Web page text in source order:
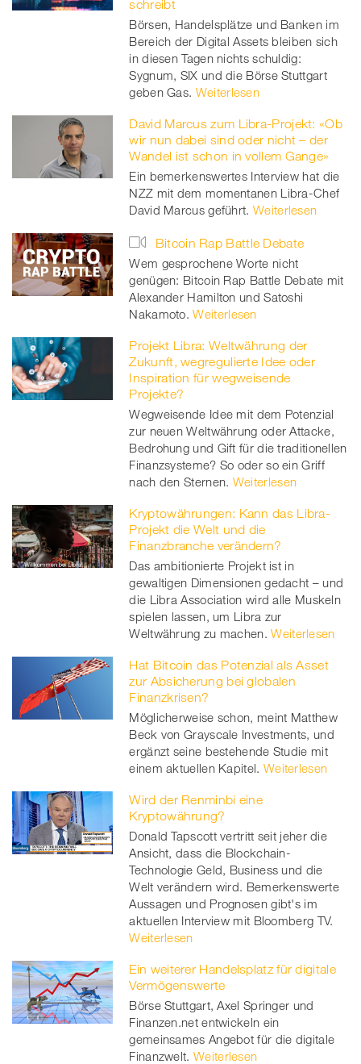
schreibt
Börsen, Handelsplätze und Banken im
Bereich der Digital Assets bleiben sich
in diesen Tagen nichts schuldig:
Sygnum, SIX und die Börse Stuttgart
geben Gas. Weiterlesen
David Marcus zum Libra-Projekt: «Ob
wir nun dabei sind oder nicht – der
Wandel ist schon in vollem Gange»
Ein bemerkenswertes Interview hat die
NZZ mit dem momentanen Libra-Chef
David Marcus geführt. Weiterlesen
Bitcoin Rap Battle Debate
Wem gesprochene Worte nicht
genügen: Bitcoin Rap Battle Debate mit
Alexander Hamilton und Satoshi
Nakamoto. Weiterlesen
Projekt Libra: Weltwährung der
Zukunft, wegregulierte Idee oder
Inspiration für wegweisende
Projekte?
Wegweisende Idee mit dem Potenzial
zur neuen Weltwährung oder Attacke,
Bedrohung und Gift für die traditionellen
Finanzsysteme? So oder so ein Griff
nach den Sternen. Weiterlesen
Kryptowährungen: Kann das Libra-
Projekt die Welt und die
Finanzbranche verändern?
Das ambitionierte Projekt ist in
gewaltigen Dimensionen gedacht – und
die Libra Association wird alle Muskeln
spielen lassen, um Libra zur
Weltwährung zu machen. Weiterlesen
Hat Bitcoin das Potenzial als Asset
zur Absicherung bei globalen
Finanzkrisen?
Möglicherweise schon, meint Matthew
Beck von Grayscale Investments, und
ergänzt seine bestehende Studie mit
einem aktuellen Kapitel. Weiterlesen
Wird der Renminbi eine
Kryptowährung?
Donald Tapscott vertritt seit jeher die
Ansicht, dass die Blockchain-
Technologie Geld, Business und die
Welt verändern wird. Bemerkenswerte
Aussagen und Prognosen gibt's im
aktuellen Interview mit Bloomberg TV.
Weiterlesen
Ein weiterer Handelsplatz für digitale
Vermögenswerte
Börse Stuttgart, Axel Springer und
Finanzen.net entwickeln ein
gemeinsames Angebot für die digitale
Finanzwelt. Weiterlesen